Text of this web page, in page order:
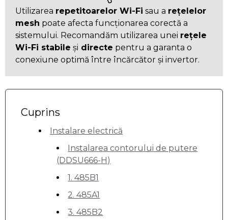
Utilizarea repetitoarelor Wi-Fi sau a rețelelor
mesh poate afecta funcționarea corectă a
sistemului. Recomandăm utilizarea unei rețele
Wi-Fi stabile și directe pentru a garanta o
conexiune optimă între încărcător și invertor.
Cuprins
Instalare electrică
Instalarea contorului de putere
(DDSU666-H)
1. 485B1
2. 485A1
3. 485B2